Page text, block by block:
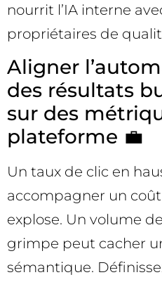
nourrit l’IA interne
propriétaires de
Aligner
des résultats
sur des
plateforme 💼
Un taux de clic en
accompagner un
explose. Un volume
grimpe peut cacher
sémantique.